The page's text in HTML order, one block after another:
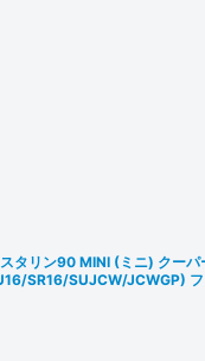
タリン90 MINI (ミニ) クー
SR16/SUJCW/JCWGP) フ